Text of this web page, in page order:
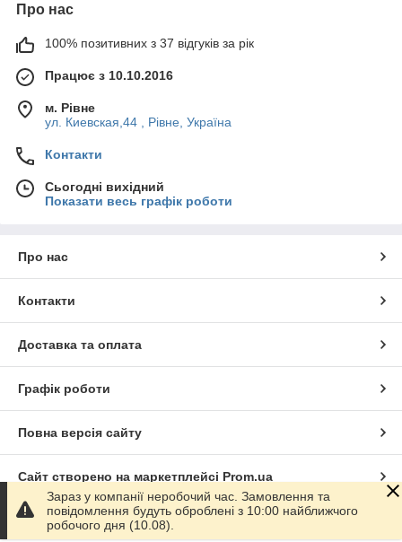
Про нас
100% позитивних з 37 відгуків за рік
Працює з 10.10.2016
м. Рівне
ул. Киевская,44 , Рівне, Україна
Контакти
Сьогодні вихідний
Показати весь графік роботи
Про нас
Контакти
Доставка та оплата
Графік роботи
Повна версія сайту
Сайт створено на маркетплейсі Prom.ua
Політика конфіденційності
Зараз у компанії неробочий час. Замовлення та
повідомлення будуть оброблені з 10:00 найближчого
робочого дня (10.08).